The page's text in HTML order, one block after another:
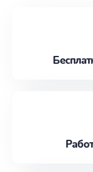
наилучшим